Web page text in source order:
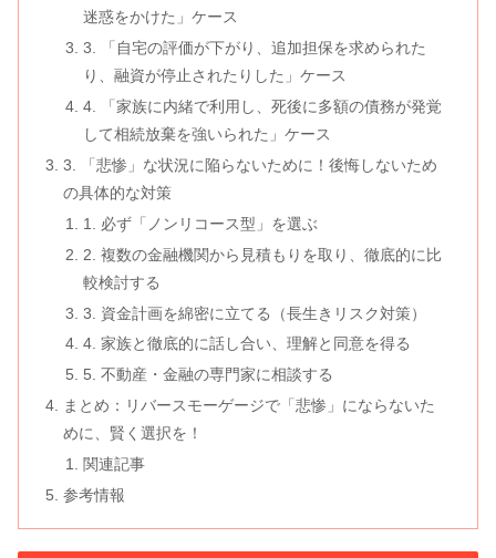
迷惑をかけた」ケース
3. 「自宅の評価が下がり、追加担保を求められた
り、融資が停止されたりした」ケース
4. 「家族に内緒で利用し、死後に多額の債務が発覚
して相続放棄を強いられた」ケース
3. 「悲惨」な状況に陥らないために！後悔しないため
の具体的な対策
1. 必ず「ノンリコース型」を選ぶ
2. 複数の金融機関から見積もりを取り、徹底的に比
較検討する
3. 資金計画を綿密に立てる（長生きリスク対策）
4. 家族と徹底的に話し合い、理解と同意を得る
5. 不動産・金融の専門家に相談する
まとめ：リバースモーゲージで「悲惨」にならないた
めに、賢く選択を！
関連記事
参考情報